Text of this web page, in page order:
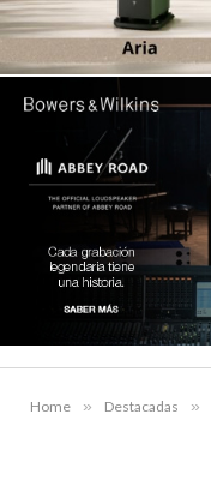
Home » Destacadas »